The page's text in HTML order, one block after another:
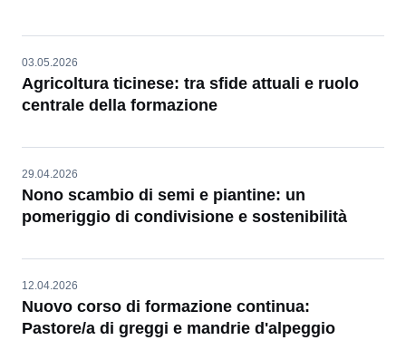
03.05.2026
Agricoltura ticinese: tra sfide attuali e ruolo
centrale della formazione
29.04.2026
Nono scambio di semi e piantine: un
pomeriggio di condivisione e sostenibilità
12.04.2026
Nuovo corso di formazione continua:
Pastore/a di greggi e mandrie d'alpeggio